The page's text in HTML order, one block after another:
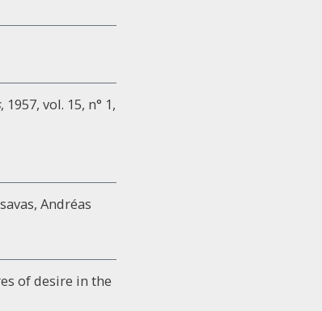
, 1957, vol. 15, n° 1,
Andréas
of desire in the